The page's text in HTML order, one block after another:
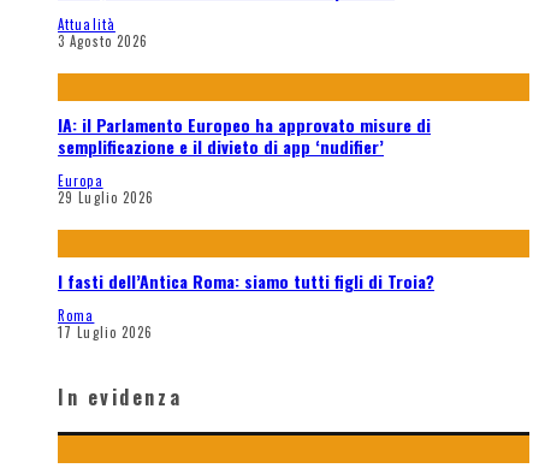
Attualità
3 Agosto 2026
IA: il Parlamento Europeo ha approvato misure di
semplificazione e il divieto di app ‘nudifier’
Europa
29 Luglio 2026
I fasti dell’Antica Roma: siamo tutti figli di Troia?
Roma
17 Luglio 2026
In evidenza